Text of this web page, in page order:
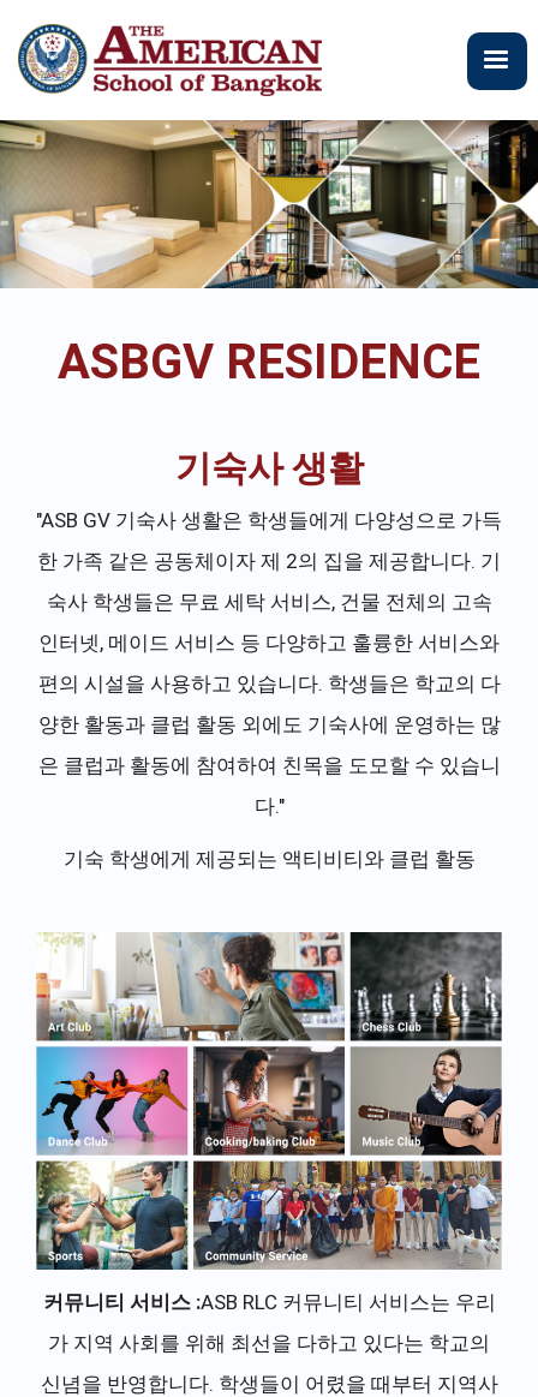
요
콘
츠
로
너
뛰
기
ASBGV RESIDENCE
기숙사 생활
"ASB GV 기숙사 생활은 학생들에게 다양성으로 가득
한 가족 같은 공동체이자 제 2의 집을 제공합니다. 기
숙사 학생들은 무료 세탁 서비스, 건물 전체의 고속
인터넷, 메이드 서비스 등 다양하고 훌륭한 서비스와
편의 시설을 사용하고 있습니다. 학생들은 학교의 다
양한 활동과 클럽 활동 외에도 기숙사에 운영하는 많
은 클럽과 활동에 참여하여 친목을 도모할 수 있습니
다."
기숙 학생에게 제공되는 액티비티와 클럽 활동
커뮤니티 서비스 :ASB RLC 커뮤니티 서비스는 우리
가 지역 사회를 위해 최선을 다하고 있다는 학교의
신념을 반영합니다. 학생들이 어렸을 때부터 지역사